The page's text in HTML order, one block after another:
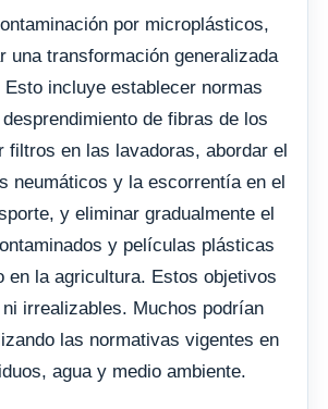
por microplásticos,
una transformación generalizada
incluye establecer normas
de fibras de los
filtros en las lavadoras, abordar el
neumáticos y la escorrentía en el
y eliminar gradualmente el
y películas plásticas
en la agricultura. Estos objetivos
irrealizables. Muchos podrían
las normativas vigentes en
agua y medio ambiente.